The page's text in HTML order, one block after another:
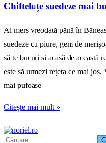
Chifteluțe suedeze mai
Ai mers vreodată pănă în
suedeze cu piure, gem de
să te bucuri și acasă de această
este să urmezi rețeta de mai
mai pufoase
Citește mai mult »
Caută